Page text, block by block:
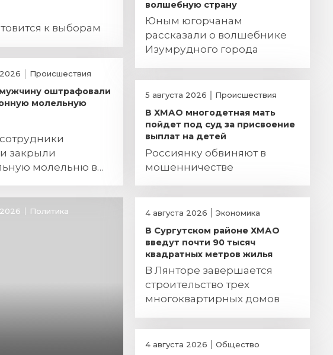
к выборам
Происшествия
оштрафовали
молельную
закрыли
молельню в
волшебную страну
Юным югорчанам
рассказали о волшебнике
Изумрудного города
5 августа 2026 Происшествия
В ХМАО многодетная мать
пойдет под суд за присвоение
выплат на детей
Россиянку обвиняют в
мошенничестве
Политика 4 августа 2026 Экономика
В Сургутском районе ХМАО
введут почти 90 тысяч
квадратных метров жилья
В Лянторе завершается
строительство трех
многоквартирных домов
4 августа 2026 Общество